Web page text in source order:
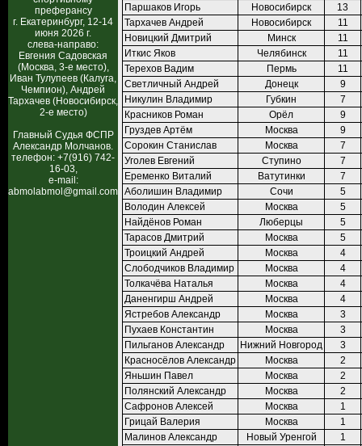
преферансу
г. Екатеринбург, 12-14
июня 2026 г.
слева-направо:
Евгения Садовская
(Москва, 3-е место),
Иван Тулупеев (Калуга,
Чемпион), Андрей
Тархачев (Новосибирск,
2-е место)
Главный Судья ФСПР
Александр Молчанов.
телефон: +7(916) 742-
16-03,
e-mail:
abmolabmol@gmail.com
Паршаков Игорь
Новосибирск
13
Тархачев Андрей
Новосибирск
11
Новицкий Дмитрий
Минск
11
Иткис Яков
Челябинск
11
Терехов Вадим
Пермь
11
Светличный Андрей
Донецк
9
Никулин Владимир
Губкин
7
Красников Роман
Орёл
9
Груздев Артём
Москва
9
Сорокин Станислав
Москва
7
Уголев Евгений
Ступино
7
Еременко Виталий
Ватутинки
7
Аболишин Владимир
Сочи
5
Володин Алексей
Москва
5
Найдёнов Роман
Люберцы
5
Тарасов Дмитрий
Москва
5
Троицкий Андрей
Москва
4
Слободчиков Владимир
Москва
4
Толкачёва Наталья
Москва
4
Даненгирш Андрей
Москва
4
Ястребов Александр
Москва
3
Пухаев Константин
Москва
3
Пильганов Александр
Нижний Новгород
3
Красносёлов Александр
Москва
2
Яньшин Павел
Москва
2
Полянский Александр
Москва
2
Сафронов Алексей
Москва
1
Грицай Валерия
Москва
1
Малинов Александр
Новый Уренгой
1